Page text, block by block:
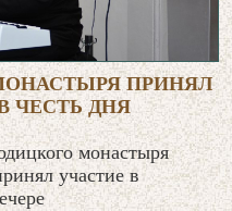
ПРИНЯЛ
ЧЕСТЬ ДНЯ
монастыря
участие в